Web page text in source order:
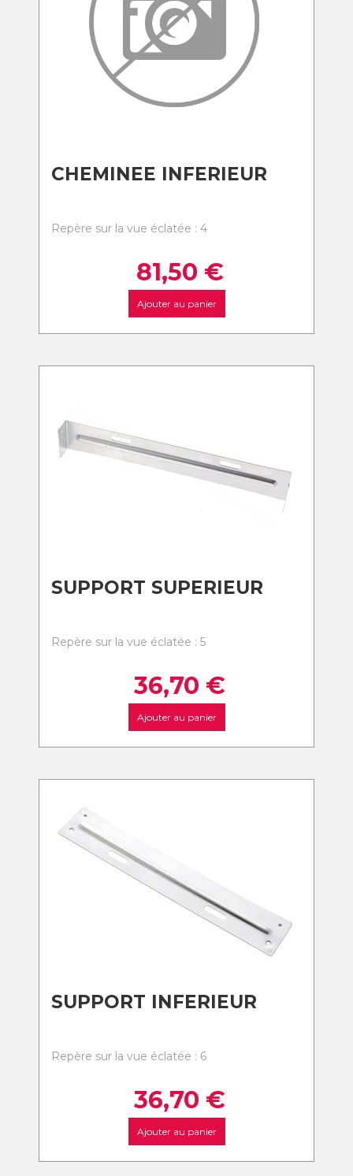
CHEMINEE INFERIEUR
Repère sur la vue éclatée : 4
81,50 €
Ajouter au panier
SUPPORT SUPERIEUR
Repère sur la vue éclatée : 5
36,70 €
Ajouter au panier
SUPPORT INFERIEUR
Repère sur la vue éclatée : 6
36,70 €
Ajouter au panier